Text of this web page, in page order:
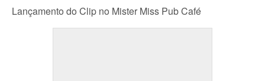
Lançamento do Clip no Mister Miss Pub Café